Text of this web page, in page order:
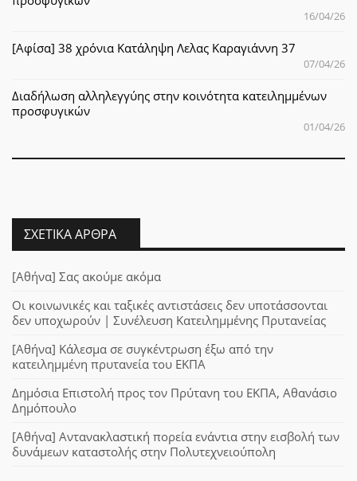
16/04/26
[Αφίσα] 38 χρόνια Κατάληψη Λελας Καραγιάννη 37
07/04/26
Διαδήλωση αλληλεγγύης στην κοινότητα κατειλημμένων
προσφυγικών
01/04/26
ΣΧΕΤΙΚΆ ΆΡΘΡΑ
[Αθήνα] Σας ακούμε ακόμα
Οι κοινωνικές και ταξικές αντιστάσεις δεν υποτάσσονται
δεν υποχωρούν | Συνέλευση Κατειλημμένης Πρυτανείας
[Αθήνα] Κάλεσμα σε συγκέντρωση έξω από την
κατειλημμένη πρυτανεία του ΕΚΠΑ
Δημόσια Επιστολή προς τον Πρύτανη του ΕΚΠΑ, Αθανάσιο
Δημόπουλο
[Αθήνα] Αντανακλαστική πορεία ενάντια στην εισβολή των
δυνάμεων καταστολής στην Πολυτεχνειούπολη